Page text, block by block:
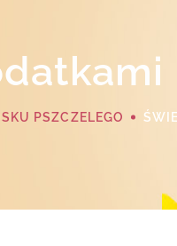
PSZCZELEGO